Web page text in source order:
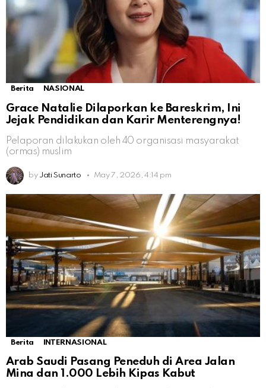
Berita NASIONAL
Grace Natalie Dilaporkan ke Bareskrim, Ini
Jejak Pendidikan dan Karir Menterengnya!
Pelaporan dilakukan oleh 40 organisasi masyarakat
(ormas) muslim
by Jati Sunarto May 7, 2026, 4:14 pm
Berita INTERNASIONAL
Arab Saudi Pasang Peneduh di Area Jalan
Mina dan 1.000 Lebih Kipas Kabut